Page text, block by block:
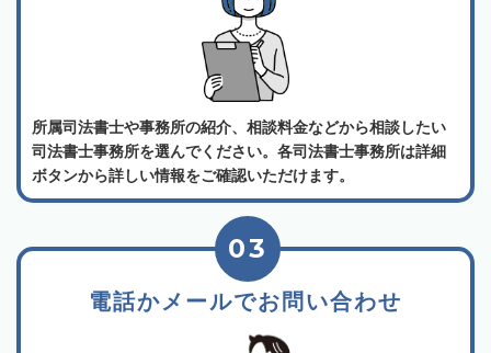
所属司法書士や事務所の紹介、相談料金などから相談したい
司法書士事務所を選んでください。各司法書士事務所は詳細
ボタンから詳しい情報をご確認いただけます。
電話かメールでお問い合わせ
03